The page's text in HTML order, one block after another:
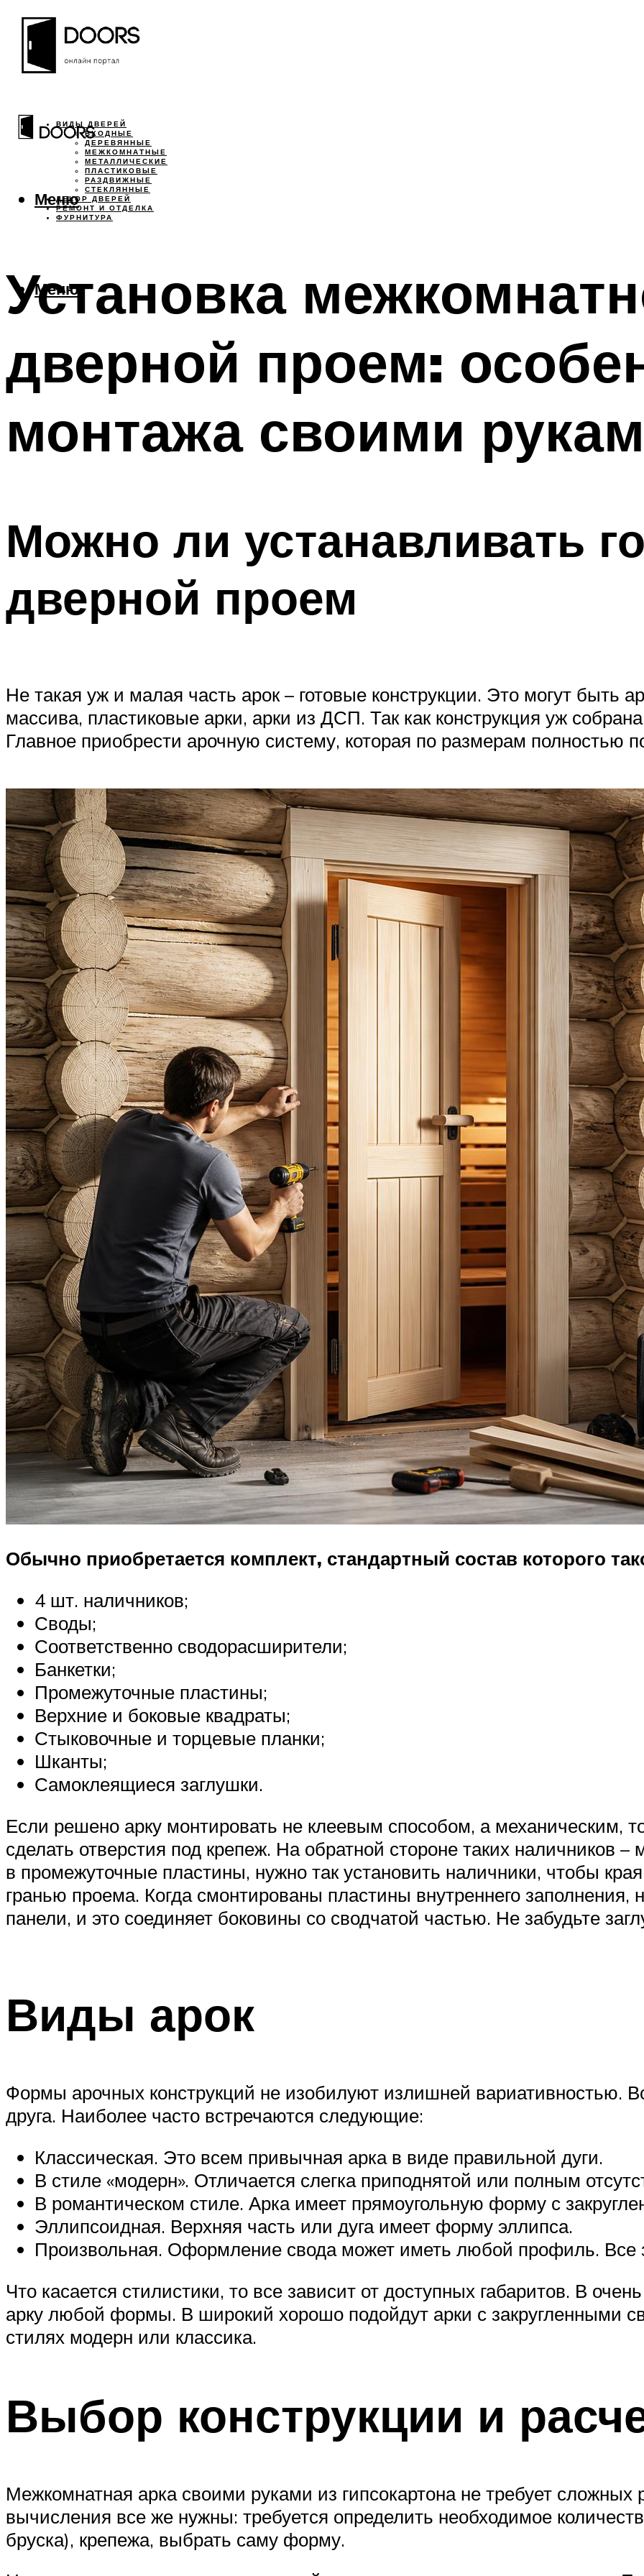
ВИДЫ ДВЕРЕЙ
ВХОДНЫЕ
ДЕРЕВЯННЫЕ
МЕЖКОМНАТНЫЕ
МЕТАЛЛИЧЕСКИЕ
ПЛАСТИКОВЫЕ
РАЗДВИЖНЫЕ
СТЕКЛЯННЫЕ
ДЕКОР ДВЕРЕЙ
РЕМОНТ И ОТДЕЛКА
ФУРНИТУРА
Меню
Меню
Установка
дверной проем:
монтажа своими
Можно ли устанавливать
дверной проем
Не такая уж и малая часть арок – готовые конструкции. Это могут
массива, пластиковые арки, арки из ДСП. Так как конструкция уж
Главное приобрести арочную систему, которая по размерам полностью
Обычно приобретается комплект, стандартный состав которого
4 шт. наличников;
Своды;
Соответственно сводорасширители;
Банкетки;
Промежуточные пластины;
Верхние и боковые квадраты;
Стыковочные и торцевые планки;
Шканты;
Самоклеящиеся заглушки.
Если решено арку монтировать не клеевым способом, а механическим,
сделать отверстия под крепеж. На обратной стороне таких наличников
в промежуточные пластины, нужно так установить наличники, чтобы
гранью проема. Когда смонтированы пластины внутреннего заполнения,
панели, и это соединяет боковины со сводчатой частью. Не забудьте
Виды арок
Формы арочных конструкций не изобилуют излишней вариативностью.
друга. Наиболее часто встречаются следующие:
Классическая. Это всем привычная арка в виде правильной дуги.
В стиле «модерн». Отличается слегка приподнятой или полным
В романтическом стиле. Арка имеет прямоугольную форму с
Эллипсоидная. Верхняя часть или дуга имеет форму эллипса.
Произвольная. Оформление свода может иметь любой профиль. Все
Что касается стилистики, то все зависит от доступных габаритов. В
арку любой формы. В широкий хорошо подойдут арки с закругленными
стилях модерн или классика.
Выбор конструкции и
Межкомнатная арка своими руками из гипсокартона не требует сложных
вычисления все же нужны: требуется определить необходимое
бруска), крепежа, выбрать саму форму.